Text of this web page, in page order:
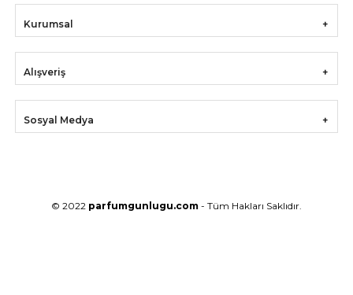
Kurumsal
Alışveriş
Sosyal Medya
© 2022 parfumgunlugu.com - Tüm Hakları Saklıdır.